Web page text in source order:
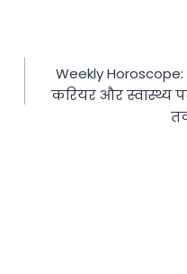
Weekly
करियर और स्वास्थ्य